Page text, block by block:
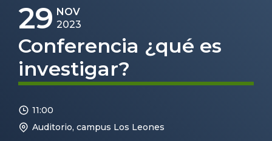
29 NOV
2023
Conferencia ¿qué es
investigar?
11:00
Auditorio, campus Los Leones